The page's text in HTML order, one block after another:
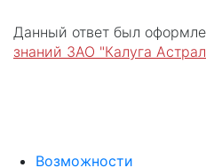
Данный ответ был
знаний ЗАО "Калуга
Возможности